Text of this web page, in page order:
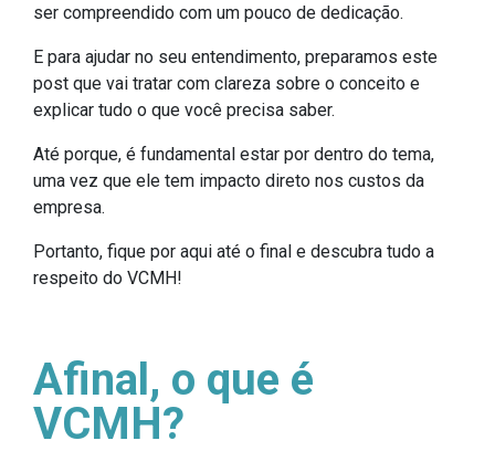
ser compreendido com um pouco de dedicação.
E para ajudar no seu entendimento, preparamos este
post que vai tratar com clareza sobre o conceito e
explicar tudo o que você precisa saber.
Até porque, é fundamental estar por dentro do tema,
uma vez que ele tem impacto direto nos custos da
empresa.
Portanto, fique por aqui até o final e descubra tudo a
respeito do VCMH!
Afinal, o que é
VCMH?